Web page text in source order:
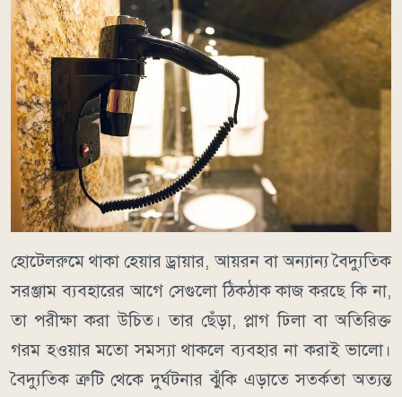
হোটেলরুমে থাকা হেয়ার ড্রায়ার, আয়রন বা অন্যান্য বৈদ্যুতিক
সরঞ্জাম ব্যবহারের আগে সেগুলো ঠিকঠাক কাজ করছে কি না,
তা পরীক্ষা করা উচিত। তার ছেঁড়া, প্লাগ ঢিলা বা অতিরিক্ত
গরম হওয়ার মতো সমস্যা থাকলে ব্যবহার না করাই ভালো।
বৈদ্যুতিক ত্রুটি থেকে দুর্ঘটনার ঝুঁকি এড়াতে সতর্কতা অত্যন্ত